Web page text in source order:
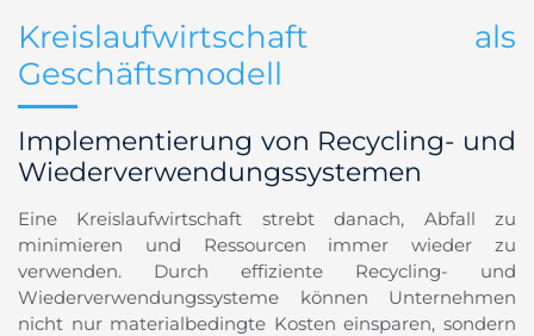
Kreislaufwirtschaft als
Geschäftsmodell
Implementierung von Recycling- und
Wiederverwendungssystemen
Eine Kreislaufwirtschaft strebt danach, Abfall zu
minimieren und Ressourcen immer wieder zu
verwenden. Durch effiziente Recycling- und
Wiederverwendungssysteme können Unternehmen
nicht nur materialbedingte Kosten einsparen, sondern